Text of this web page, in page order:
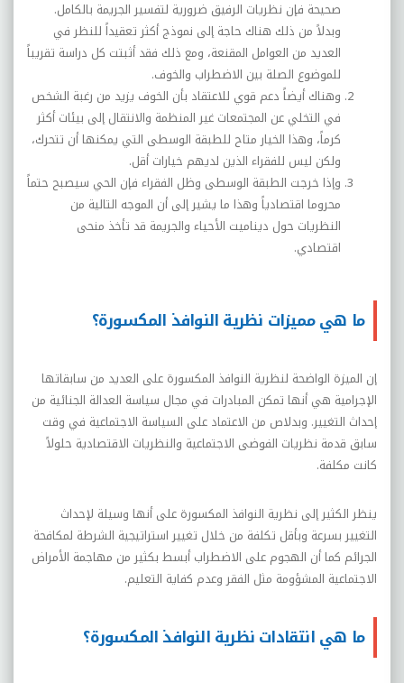
صحيحة فإن نظريات الرفيق ضرورية لتفسير الجريمة بالكامل.
وبدلاً من ذلك هناك حاجة إلى نموذج أكثر تعقيداً للنظر في
العديد من العوامل المقنعة، ومع ذلك فقد أثبتت كل دراسة تقريباً
للموضوع الصلة بين الاضطراب والخوف.
وهناك أيضاً دعم قوي للاعتقاد بأن الخوف يزيد من رغبة الشخص
في التخلي عن المجتمعات غير المنظمة والانتقال إلى بيئات أكثر
كرماً، وهذا الخيار متاح للطبقة الوسطى التي يمكنها أن تتحرك،
ولكن ليس للفقراء الذين لديهم خيارات أقل.
وإذا خرجت الطبقة الوسطى وظل الفقراء فإن الحي سيصبح حتماً
محروما اقتصادياً وهذا ما يشير إلى أن الموجه التالية من
النظريات حول ديناميت الأحياء والجريمة قد تأخذ منحى
اقتصادي.
ما هي مميزات نظرية النوافذ المكسورة؟
إن الميزة الواضحة لنظرية النوافذ المكسورة على العديد من سابقاتها
الإجرامية هي أنها تمكن المبادرات في مجال سياسة العدالة الجنائية من
إحداث التغيير. وبدلاص من الاعتماد على السياسة الاجتماعية في وقت
سابق قدمة نظريات الفوضى الاجتماعية والنظريات الاقتصادية حلولاً
كانت مكلفة.
ينظر الكثير إلى نظرية النوافذ المكسورة على أنها وسيلة لإحداث
التغيير بسرعة وبأقل تكلفة من خلال تغيير استراتيجية الشرطة لمكافحة
الجرائم كما أن الهجوم على الاضطراب أبسط بكثير من مهاجمة الأمراض
الاجتماعية المشؤومة مثل الفقر وعدم كفاية التعليم.
ما هي انتقادات نظرية النوافذ المكسورة؟